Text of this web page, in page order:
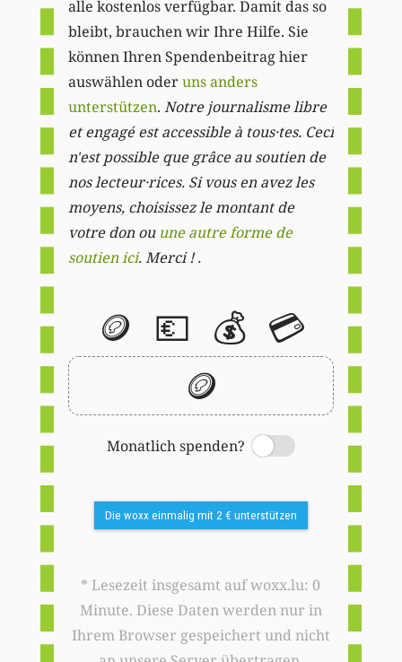
alle kostenlos verfügbar. Damit das so
bleibt, brauchen wir Ihre Hilfe. Sie
können Ihren Spendenbeitrag hier
auswählen oderuns anders
unterstützen. Notre journalisme libre
et engagé est accessible à tous·tes. Ceci
n'est possible que grâce au soutien de
nos lecteur·rices. Si vous en avez les
moyens, choisissez le montant de
votre don ou une autre forme de
soutien ici. Merci ! .
🪙 💶 💰 💳
🪙
Monatlich spenden?
Switch
Die woxx einmalig mit 2 € unterstützen
* Lesezeit insgesamt auf woxx.lu: 0
Minute. Diese Daten werden nur in
Ihrem Browser gespeichert und nicht